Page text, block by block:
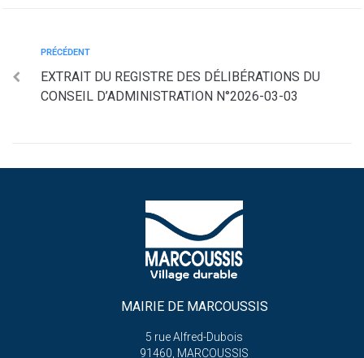
PRÉCÉDENT
EXTRAIT DU REGISTRE DES DÉLIBÉRATIONS DU
CONSEIL D’ADMINISTRATION N°2026-03-03
MAIRIE DE MARCOUSSIS
5 rue Alfred-Dubois
91460, MARCOUSSIS